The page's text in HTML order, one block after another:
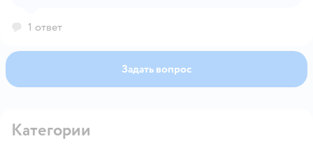
1 ответ
Задать вопрос
Категории